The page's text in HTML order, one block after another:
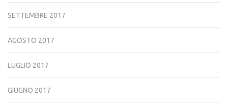
SETTEMBRE 2017
AGOSTO 2017
LUGLIO 2017
GIUGNO 2017